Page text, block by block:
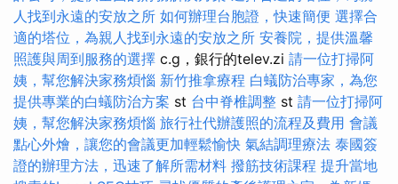
人找到永遠的安放之所 如何辦理台胞證，快速簡便 選擇合
適的塔位，為親人找到永遠的安放之所 安養院，提供溫馨
照護與周到服務的選擇 c.g，銀行的telev.zi 請一位打掃阿
姨，幫您解決家務煩惱 新竹推拿療程 白蟻防治專家，為您
提供專業的白蟻防治方案 st 台中脊椎調整 st 請一位打掃阿
姨，幫您解決家務煩惱 旅行社代辦護照的流程及費用 會議
點心外燴，讓您的會議更加輕鬆愉快 氣結調理療法 泰國簽
證的辦理方法，迅速了解所需材料 撥筋技術課程 提升當地